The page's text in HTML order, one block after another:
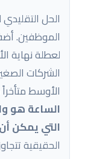
الحل
الموظفين.
لعطلة نهاية
الشركات
الأوسط
الساعة هو
التي يمكن
الحقيقية